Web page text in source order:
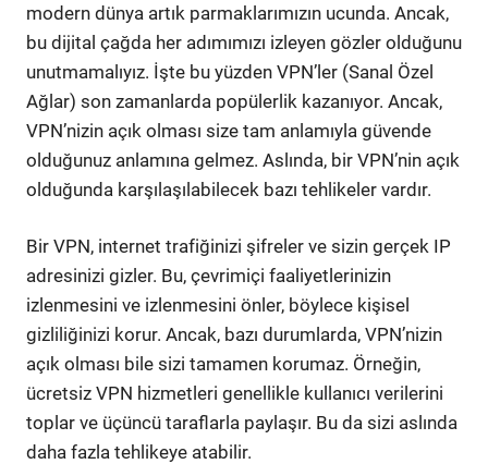
modern dünya artık parmaklarımızın ucunda. Ancak,
bu dijital çağda her adımımızı izleyen gözler olduğunu
unutmamalıyız. İşte bu yüzden VPN’ler (Sanal Özel
Ağlar) son zamanlarda popülerlik kazanıyor. Ancak,
VPN’nizin açık olması size tam anlamıyla güvende
olduğunuz anlamına gelmez. Aslında, bir VPN’nin açık
olduğunda karşılaşılabilecek bazı tehlikeler vardır.
Bir VPN, internet trafiğinizi şifreler ve sizin gerçek IP
adresinizi gizler. Bu, çevrimiçi faaliyetlerinizin
izlenmesini ve izlenmesini önler, böylece kişisel
gizliliğinizi korur. Ancak, bazı durumlarda, VPN’nizin
açık olması bile sizi tamamen korumaz. Örneğin,
ücretsiz VPN hizmetleri genellikle kullanıcı verilerini
toplar ve üçüncü taraflarla paylaşır. Bu da sizi aslında
daha fazla tehlikeye atabilir.